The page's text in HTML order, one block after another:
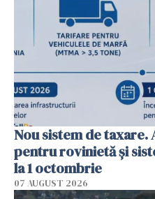
Nou sistem de
pentru rovinietă şi
la 1 octombrie
07 AUGUST 2026